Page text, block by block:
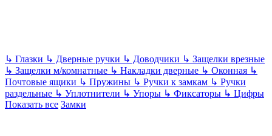
↳ Глазки ↳ Дверные ручки ↳ Доводчики ↳ Защелки врезные
↳ Защелки м/комнатные ↳ Накладки дверные ↳ Оконная ↳
Почтовые ящики ↳ Пружины ↳ Ручки к замкам ↳ Ручки
раздельные ↳ Уплотнители ↳ Упоры ↳ Фиксаторы ↳ Цифры
Показать все Замки